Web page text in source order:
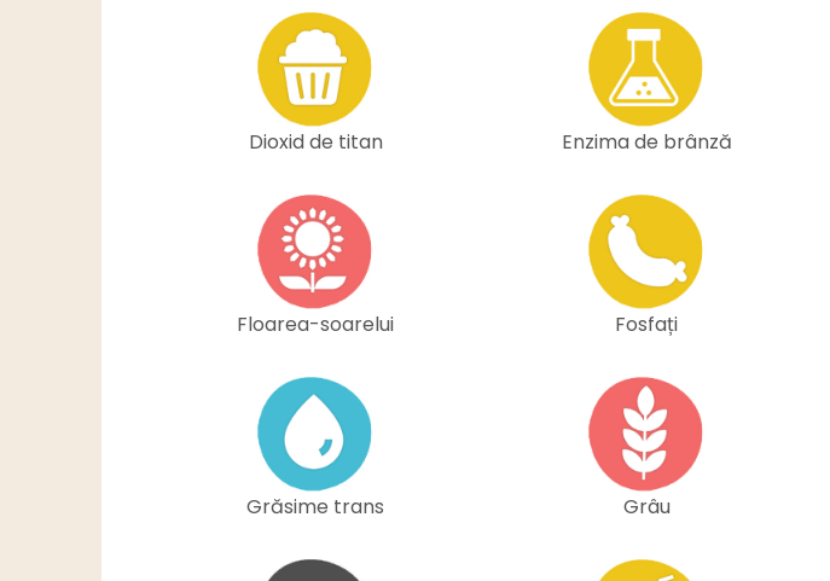
Dioxid de titan Enzima de brânză
Floarea-soarelui Fosfați
Grăsime trans Grâu